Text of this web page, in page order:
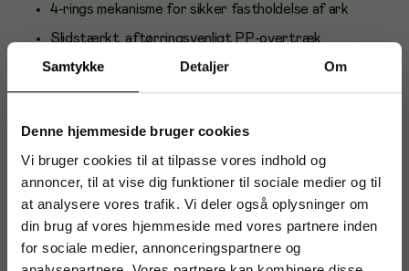
Samtykke Detaljer Om
Denne hjemmeside bruger cookies
Vi bruger cookies til at tilpasse vores indhold og
annoncer, til at vise dig funktioner til sociale medier og til
at analysere vores trafik. Vi deler også oplysninger om
din brug af vores hjemmeside med vores partnere inden
for sociale medier, annonceringspartnere og
4-rings mekanisme for sikker fastholdelse af ark
Slidstærkt, aftørringsvenligt PP-overtræk
Hvid farve for et rent og professionelt udtryk
FSC Recycled Credit-kartonkerne
Pakket i æske med 12 ringbind
Anvendelse og brugere
Velegnet til kontorer, skoler og hjemmekontorer til
organisering af projekter, manualer, mødemateriale og
kursusmapper.
Om Esselte